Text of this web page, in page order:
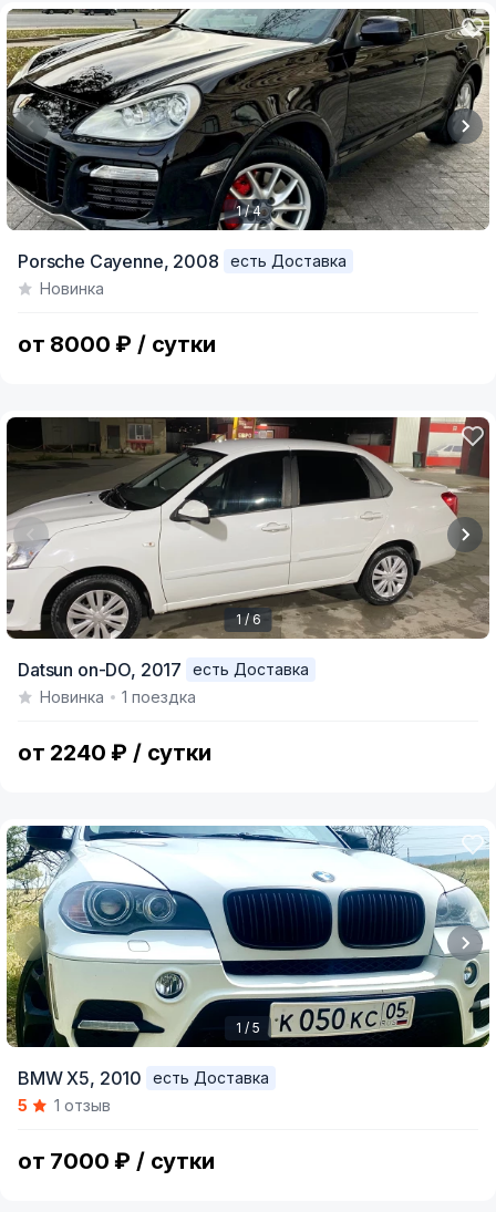
of
1 / 4
Porsche Cayenne, 2008
есть Доставка
Новинка
от 8000 ₽ / сутки
of
1 / 6
Datsun on-DO, 2017
есть Доставка
Новинка
1 поездка
от 2240 ₽ / сутки
of
1 / 5
BMW X5, 2010
есть Доставка
5
1 отзыв
от 7000 ₽ / сутки